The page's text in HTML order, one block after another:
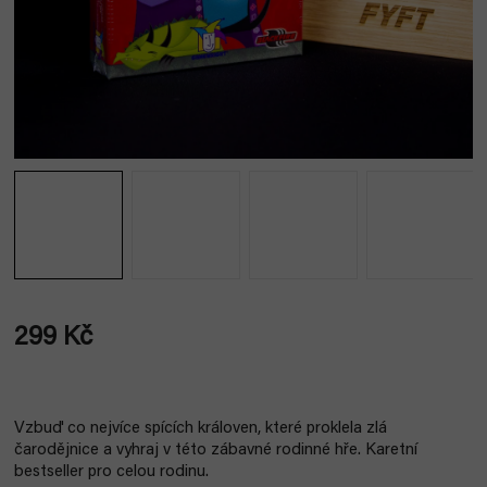
299 Kč
Vzbuď co nejvíce spících královen, které proklela zlá
čarodějnice a vyhraj v této zábavné rodinné hře. Karetní
bestseller pro celou rodinu.